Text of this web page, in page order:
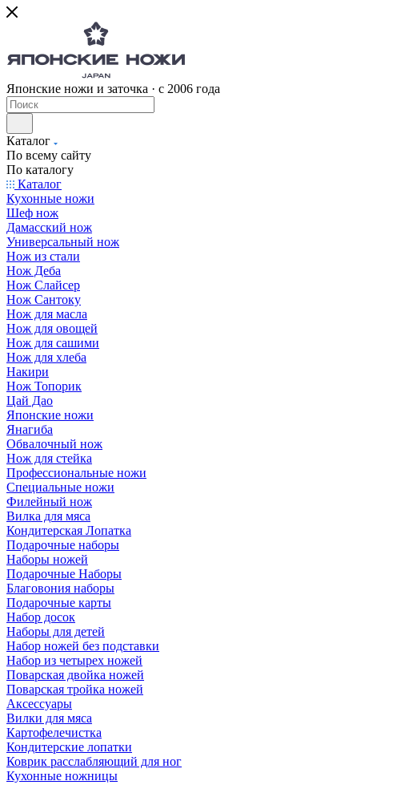
Японские ножи и заточка · с 2006 года
Каталог
По всему сайту
По каталогу
Каталог
Кухонные ножи
Шеф нож
Дамасский нож
Универсальный нож
Нож из стали
Нож Деба
Нож Слайсер
Нож Сантоку
Нож для масла
Нож для овощей
Нож для сашими
Нож для хлеба
Накири
Нож Топорик
Цай Дао
Японские ножи
Янагиба
Обвалочный нож
Нож для стейка
Профессиональные ножи
Специальные ножи
Филейный нож
Вилка для мяса
Кондитерская Лопатка
Подарочные наборы
Наборы ножей
Подарочные Наборы
Благовония наборы
Подарочные карты
Набор досок
Наборы для детей
Набор ножей без подставки
Набор из четырех ножей
Поварская двойка ножей
Поварская тройка ножей
Аксессуары
Вилки для мяса
Картофелечистка
Кондитерские лопатки
Коврик расслабляющий для ног
Кухонные ножницы